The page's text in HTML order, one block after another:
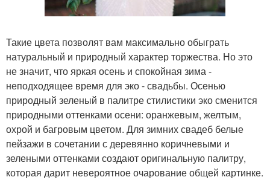
Такие цвета позволят вам максимально обыграть
натуральный и природный характер торжества. Но это
не значит, что яркая осень и спокойная зима -
неподходящее время для эко - свадьбы. Осенью
природный зеленый в палитре стилистики эко сменится
природными оттенками осени: оранжевым, желтым,
охрой и багровым цветом. Для зимних свадеб белые
пейзажи в сочетании с деревянно коричневыми и
зелеными оттенками создают оригинальную палитру,
которая дарит невероятное очарование общей картинке.